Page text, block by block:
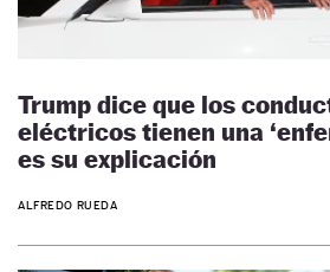
Trump dice que los
eléctricos tienen una
es su explicación
ALFREDO RUEDA